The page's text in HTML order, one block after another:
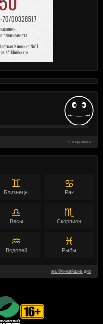
Сохранить
♊
Близнецы
♋
Рак
♎
Весы
♏
Скорпион
♒
Водолей
♓
Рыбы
на ближайшие дни